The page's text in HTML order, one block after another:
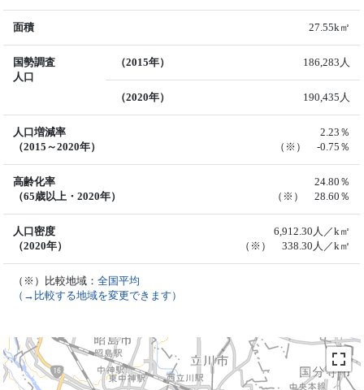
面積 27.55k㎡
国勢調査
人口
（2015年） 186,283人
（2020年） 190,435人
人口増減率
（2015～2020年）
2.23％
（※） -0.75％
高齢化率
（65歳以上・2020年）
24.80％
（※） 28.60％
人口密度
（2020年）
6,912.30人／k㎡
（※） 338.30人／k㎡
（※）比較地域：全国平均
（→比較する地域を変更できます）